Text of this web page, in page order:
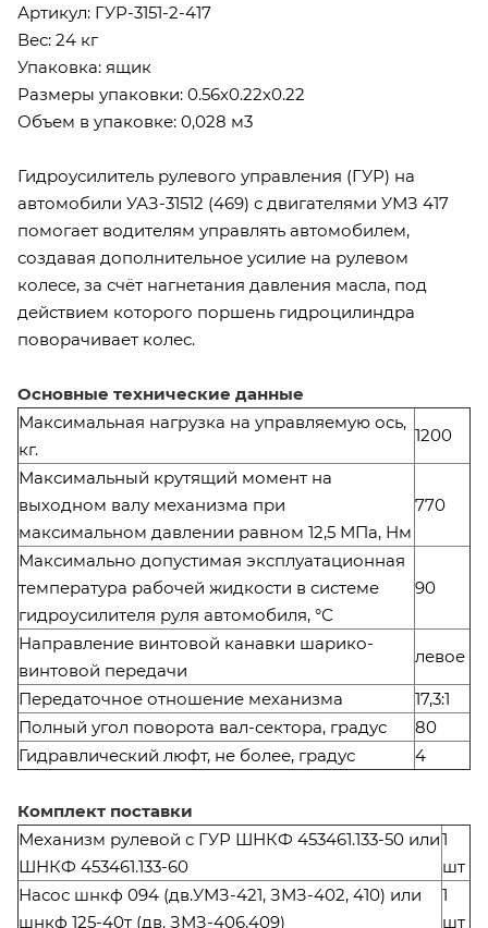
Артикул: ГУР-3151-2-417
Вес: 24 кг
Упаковка: ящик
Размеры упаковки: 0.56х0.22х0.22
Объем в упаковке: 0,028 м3
Гидроусилитель рулевого управления (ГУР) на
автомобили УАЗ-31512 (469) с двигателями УМЗ 417
помогает водителям управлять автомобилем,
создавая дополнительное усилие на рулевом
колесе, за счёт нагнетания давления масла, под
действием которого поршень гидроцилиндра
поворачивает колес.
Основные технические данные
Максимальная нагрузка на управляемую ось,
кг.
1200
Максимальный крутящий момент на
выходном валу механизма при
максимальном давлении равном 12,5 МПа, Нм
770
Максимально допустимая эксплуатационная
температура рабочей жидкости в системе
гидроусилителя руля автомобиля, °С
90
Направление винтовой канавки шарико-
винтовой передачи
левое
Передаточное отношение механизма
17,3:1
Полный угол поворота вал-сектора, градус
80
Гидравлический люфт, не более, градус
4
Комплект поставки
Механизм рулевой с ГУР ШНКФ 453461.133-50 или
ШНКФ 453461.133-60
1
шт
Насос шнкф 094 (дв.УМЗ-421, ЗМЗ-402, 410) или
шнкф 125-40т (дв. ЗМЗ-406,409)
1
шт